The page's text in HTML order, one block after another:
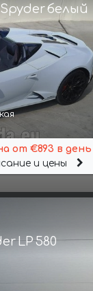
белый
от €893 в день
и цены
LP 580